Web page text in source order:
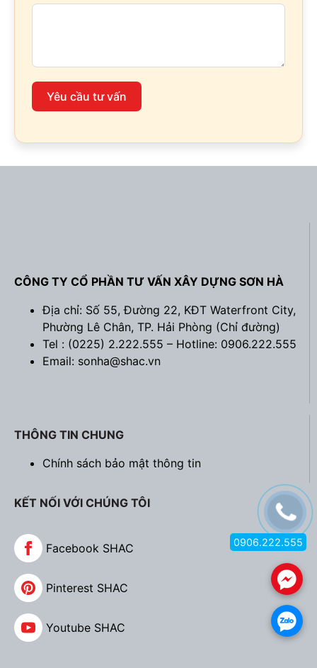
Yêu cầu tư vấn
CÔNG TY CỔ PHẦN TƯ VẤN XÂY DỰNG SƠN HÀ
Địa chỉ: Số 55, Đường 22, KĐT Waterfront City,
Phường Lê Chân, TP. Hải Phòng (Chỉ đường)
Tel : (0225) 2.222.555 – Hotline: 0906.222.555
Email: sonha@shac.vn
THÔNG TIN CHUNG
Chính sách bảo mật thông tin
KẾT NỐI VỚI CHÚNG TÔI
Facebook SHAC
Pinterest SHAC
Youtube SHAC
.
.
0906.222.555